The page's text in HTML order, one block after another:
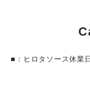
■：ヒロタソース休業